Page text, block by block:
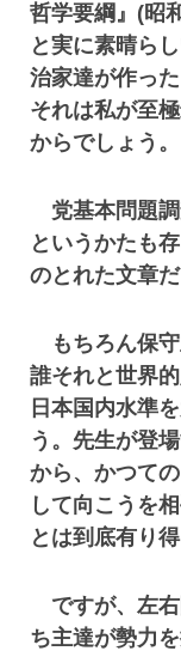
哲学要綱』(昭
と実に素晴ら
治家達が作っ
それは私が至
からでしょう。
党基本問題調
というかたも
のとれた文章
もちろん保守
誰それと世界
日本国内水準
う。先生が登
から、かつて
して向こうを
とは到底有り得
ですが、左右
ち主達が勢力